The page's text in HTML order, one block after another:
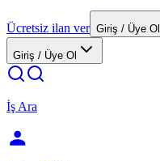
Ücretsiz ilan ver Giriş / Üye Ol
Giriş / Üye Ol
İş Ara